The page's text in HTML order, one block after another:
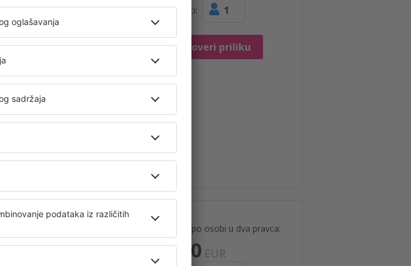
Putnici: 1
Proveri priliku
BEG Direktan let
detalji
Cena po osobi u dva pravca:
130 EUR
TGD Direktan let